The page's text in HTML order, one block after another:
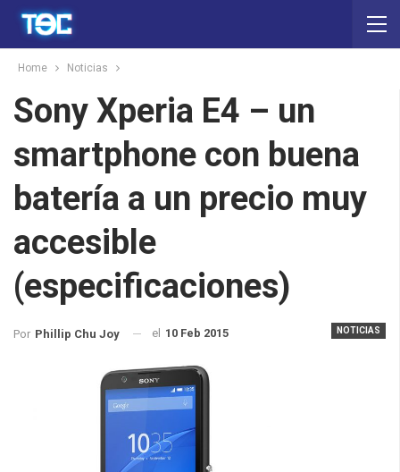
Home Noticias
Sony Xperia E4 – un
smartphone con buena
batería a un precio muy
accesible
(especificaciones)
NOTICIAS
Por Phillip Chu Joy el 10 Feb 2015